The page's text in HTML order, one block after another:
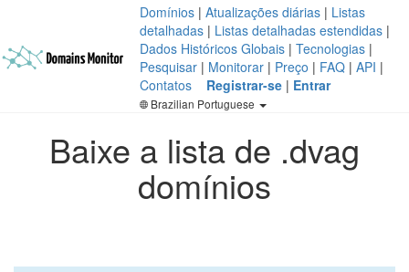
Domínios | Atualizações diárias | Listas
detalhadas | Listas detalhadas estendidas |
Dados Históricos Globais | Tecnologias |
Pesquisar | Monitorar | Preço | FAQ | API |
Contatos
Registrar-se | Entrar
Brazilian Portuguese
Baixe a lista de .dvag
domínios